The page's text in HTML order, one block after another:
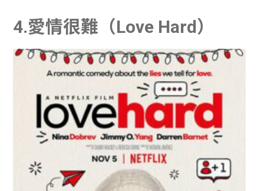
4.愛情很難（Love Hard）